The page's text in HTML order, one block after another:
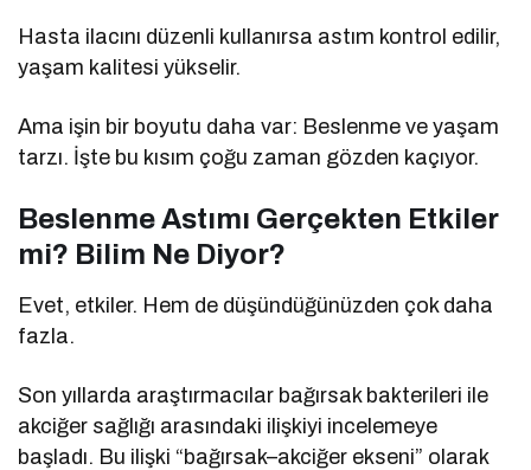
Hasta ilacını düzenli kullanırsa astım kontrol edilir,
yaşam kalitesi yükselir.
Ama işin bir boyutu daha var: Beslenme ve yaşam
tarzı. İşte bu kısım çoğu zaman gözden kaçıyor.
Beslenme Astımı Gerçekten Etkiler
mi? Bilim Ne Diyor?
Evet, etkiler. Hem de düşündüğünüzden çok daha
fazla.
Son yıllarda araştırmacılar bağırsak bakterileri ile
akciğer sağlığı arasındaki ilişkiyi incelemeye
başladı. Bu ilişki “bağırsak–akciğer ekseni” olarak